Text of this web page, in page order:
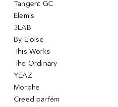
Tangent GC
Elemis
3LAB
By Eloise
This Works
The Ordinary
YEAZ
Morphe
Creed parfém